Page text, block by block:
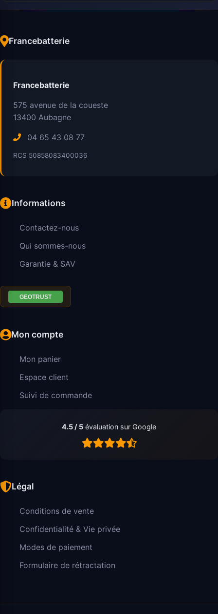
Francebatterie
Francebatterie
575 avenue de la coueste
13400 Aubagne
04 65 43 08 77
RCS 50858083400036
Informations
Contactez-nous
Qui sommes-nous
Garantie & SAV
Mon compte
Mon panier
Espace client
Suivi de commande
4.5 / 5 évaluation sur Google
Légal
Conditions de vente
Confidentialité & Vie privée
Modes de paiement
Formulaire de rétractation